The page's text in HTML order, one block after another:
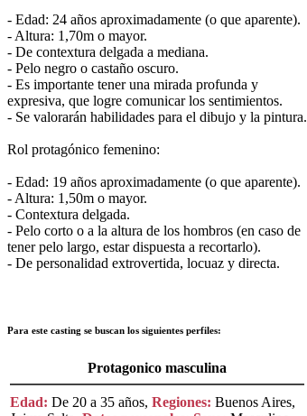
- Edad: 24 años aproximadamente (o que aparente).
- Altura: 1,70m o mayor.
- De contextura delgada a mediana.
- Pelo negro o castaño oscuro.
- Es importante tener una mirada profunda y
expresiva, que logre comunicar los sentimientos.
- Se valorarán habilidades para el dibujo y la pintura.
Rol protagónico femenino:
- Edad: 19 años aproximadamente (o que aparente).
- Altura: 1,50m o mayor.
- Contextura delgada.
- Pelo corto o a la altura de los hombros (en caso de
tener pelo largo, estar dispuesta a recortarlo).
- De personalidad extrovertida, locuaz y directa.
Para este casting se buscan los siguientes perfiles:
Protagonico masculina
Edad: De 20 a 35 años, Regiones: Buenos Aires,